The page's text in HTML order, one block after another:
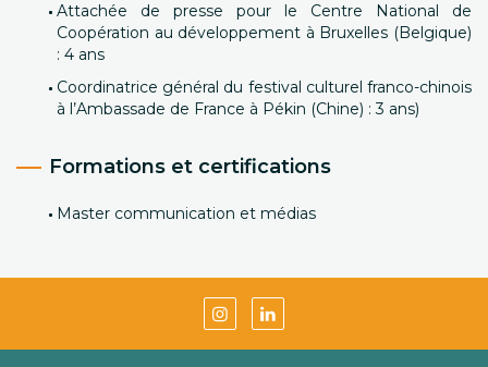
Attachée de presse pour le Centre National de
Coopération au développement à Bruxelles (Belgique)
: 4 ans
Coordinatrice général du festival culturel franco-chinois
à l’Ambassade de France à Pékin (Chine) : 3 ans)
Formations et certifications
Master communication et médias